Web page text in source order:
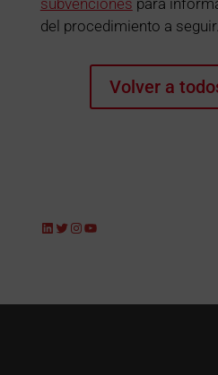
del procedimiento a seguir.
Volver a
LinkedIn
Twitter
Instagram
YouTube